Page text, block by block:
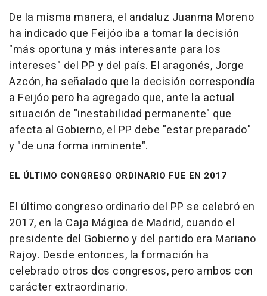
De la misma manera, el andaluz Juanma Moreno
ha indicado que Feijóo iba a tomar la decisión
"más oportuna y más interesante para los
intereses" del PP y del país. El aragonés, Jorge
Azcón, ha señalado que la decisión correspondía
a Feijóo pero ha agregado que, ante la actual
situación de "inestabilidad permanente" que
afecta al Gobierno, el PP debe "estar preparado"
y "de una forma inminente".
EL ÚLTIMO CONGRESO ORDINARIO FUE EN 2017
El último congreso ordinario del PP se celebró en
2017, en la Caja Mágica de Madrid, cuando el
presidente del Gobierno y del partido era Mariano
Rajoy. Desde entonces, la formación ha
celebrado otros dos congresos, pero ambos con
carácter extraordinario.